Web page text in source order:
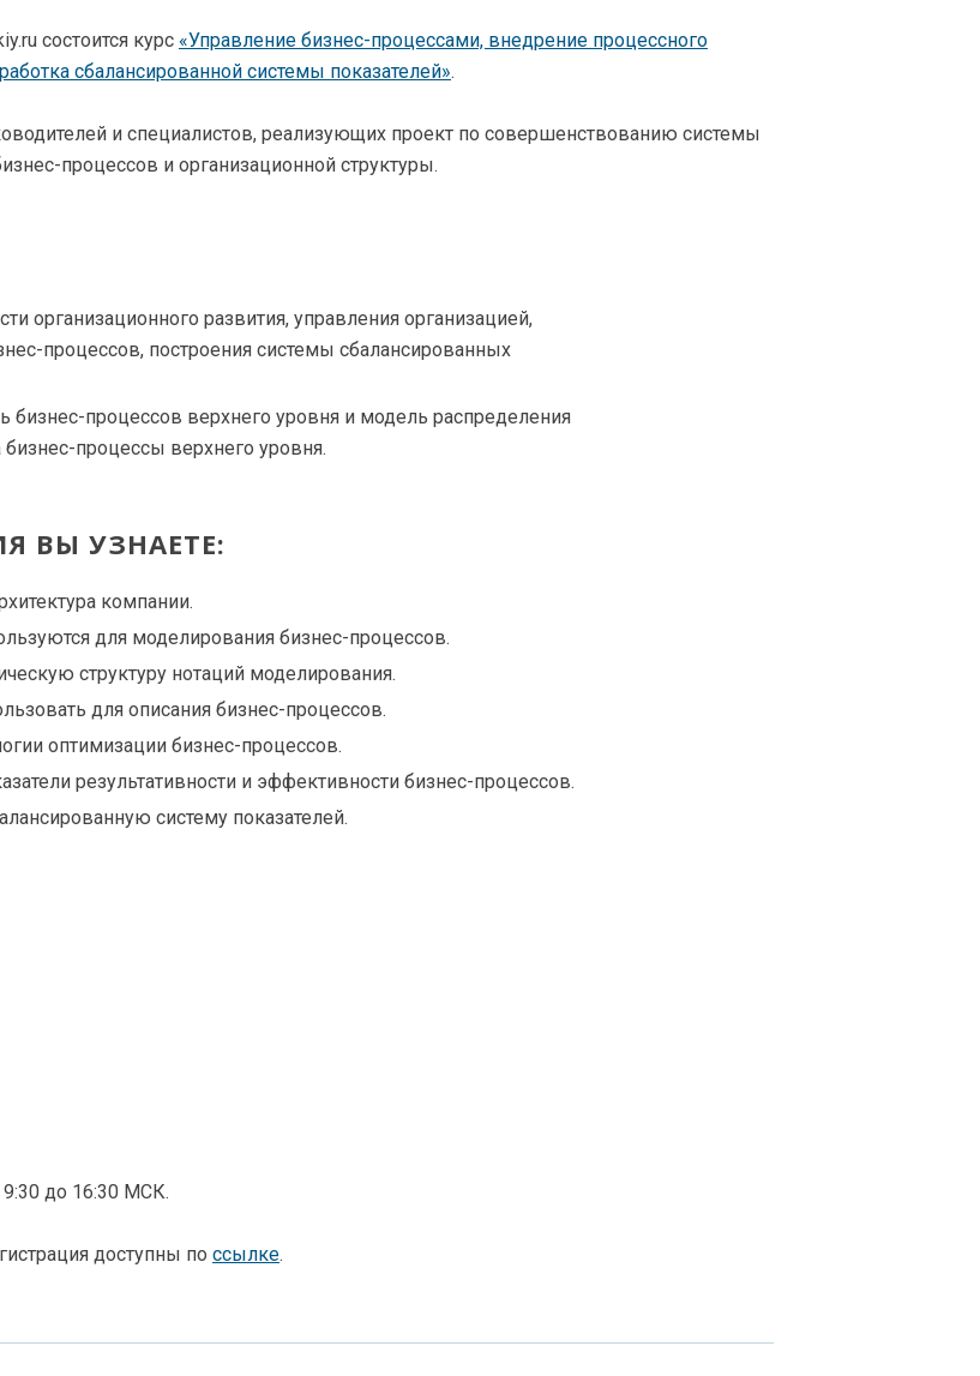
состоится курс «Управление бизнес-процессами, внедрение процессного
сбалансированной системы показателей».
и специалистов, реализующих проект по совершенствованию системы
процессов и организационной структуры.
организационного развития, управления организацией,
процессов, построения системы сбалансированных
бизнес-процессов верхнего уровня и модель распределения
бизнес-процессы верхнего уровня.
ВЫ УЗНАЕТЕ:
компании.
для моделирования бизнес-процессов.
структуру нотаций моделирования.
для описания бизнес-процессов.
оптимизации бизнес-процессов.
результативности и эффективности бизнес-процессов.
систему показателей.
до 16:30 МСК.
доступны по ссылке.